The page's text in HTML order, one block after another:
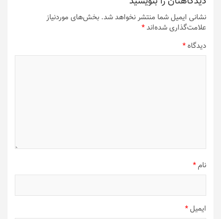
نشانی ایمیل شما منتشر نخواهد شد. بخش‌های موردنیاز
علامت‌گذاری شده‌اند*
دیدگاه*
نام*
ایمیل*